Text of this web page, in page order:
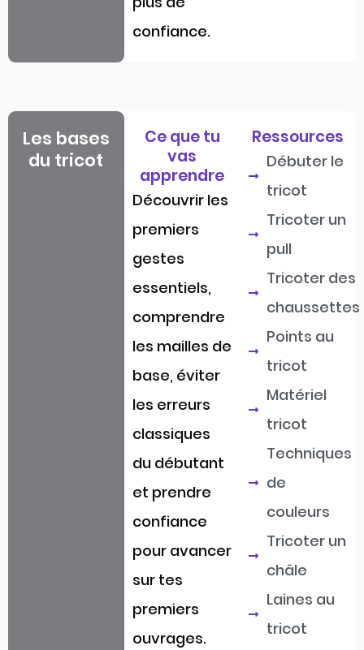
confiance.
Les bases
du tricot
Ce que tu
vas
apprendre
Découvrir les
premiers
gestes
essentiels,
comprendre
les mailles de
base, éviter
les erreurs
classiques
du débutant
et prendre
confiance
pour avancer
sur tes
premiers
ouvrages.
Ressources
Débuter le
tricot
Tricoter un
pull
Tricoter des
chaussettes
Points au
tricot
Matériel
tricot
Techniques
de
couleurs
Tricoter un
châle
Laines au
tricot